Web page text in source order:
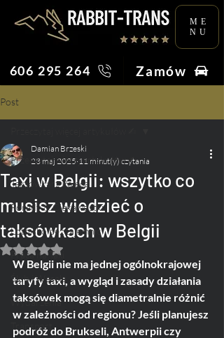
ME
NU
606 295 264 Zamów
Post
Przeczytaj więcej artykułów ✍︎
Taksówkarz Poleca
Porady & Ciekawostki
Lotnisko bez tajemnic
Praca na Taxi
Ślub i Wesele
Wydarzenia
Transport
Taxi w Belgii: wszytko co
musisz wiedzieć o
taksówkach w Belgii
Damian Brzeski
23 maj 2025 11 minut(y) czytania
Oceniono na NaN z 5 gwiazdek.
W Belgii nie ma jednej ogólnokrajowej
taryfy taxi, a wygląd i zasady działania
taksówek mogą się diametralnie różnić
w zależności od regionu? Jeśli planujesz
podróż do Brukseli, Antwerpii czy